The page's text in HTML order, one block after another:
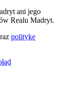
ani jego
Realu Madryt.
politykę